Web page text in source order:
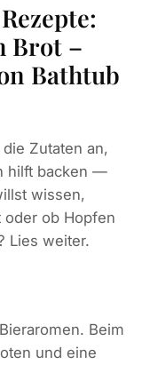
Brot –
Bathtub
Zutaten an,
hilft backen —
wissen,
ob Hopfen
Lies weiter.
Beim
und eine